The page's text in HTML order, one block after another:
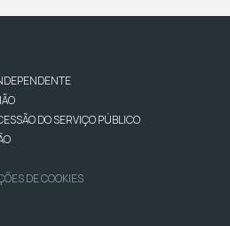
DO SERVIÇO PÚBLICO
DE COOKIES